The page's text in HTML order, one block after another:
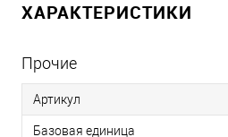
ХАРАКТЕРИСТИКИ
Прочие
Артикул
Базовая единица